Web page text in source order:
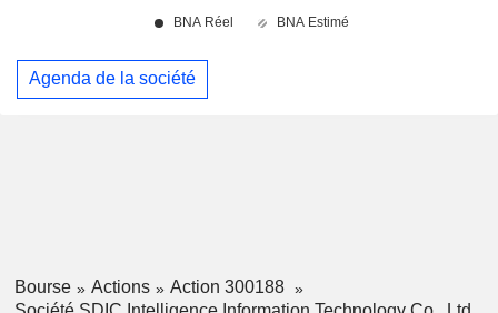
Agenda de la société
Bourse Actions
Action 300188